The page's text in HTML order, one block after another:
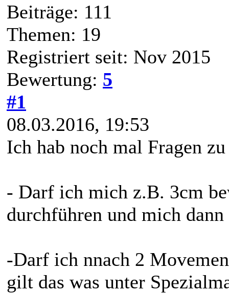
Beiträge: 111
Themen: 19
Registriert seit: Nov 2015
Bewertung: 5
#1
08.03.2016, 19:53
Ich hab noch mal Fragen
- Darf ich mich z.B. 3cm
durchführen und mich
-Darf ich nnach 2
gilt das was unter